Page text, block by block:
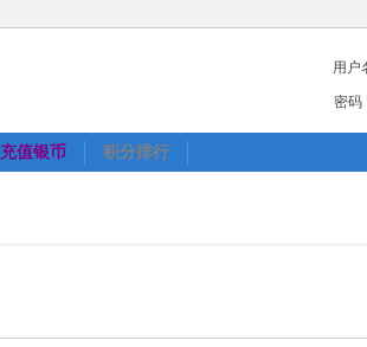
用户
密码
充值银币 积分排行